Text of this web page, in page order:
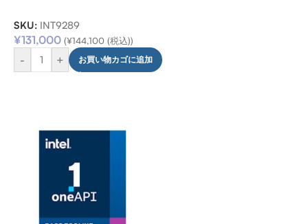
SKU: INT9289
¥131,000 (¥144,100 (税込))
- + お買い物カゴに追加